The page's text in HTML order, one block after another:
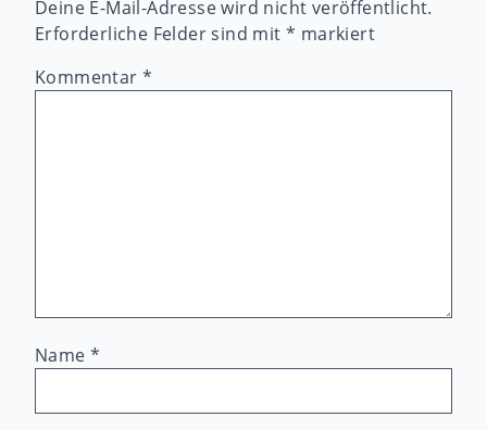
Deine E-Mail-Adresse wird nicht veröffentlicht.
Erforderliche Felder sind mit * markiert
Kommentar*
Name *